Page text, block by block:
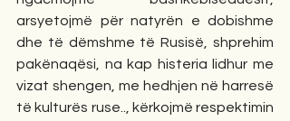
arsyetojmë për natyrën e dobishme
dhe të dëmshme të Rusisë, shprehim
pakënaqësi, na kap histeria lidhur me
vizat shengen, me hedhjen në harresë
të kulturës ruse.., kërkojmë respektimin